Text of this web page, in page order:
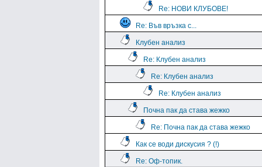
Re: НОВИ КЛУБОВЕ!
Re: Във връзка с...
Клубен анализ
Re: Клубен анализ
Re: Клубен анализ
Re: Клубен анализ
Почна пак да става жежко
Re: Почна пак да става жежко
Как се води дискусия ? (!)
Re: Оф-топик.